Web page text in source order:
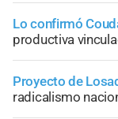
Lo confirmó
productiva
Proyecto de
radicalismo